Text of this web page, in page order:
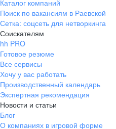
Каталог компаний
Поиск по вакансиям в Раевской
Сетка: соцсеть для нетворкинга
Соискателям
hh PRO
Готовое резюме
Все сервисы
Хочу у вас работать
Производственный календарь
Экспертная рекомендация
Новости и статьи
Блог
О компаниях в игровой форме